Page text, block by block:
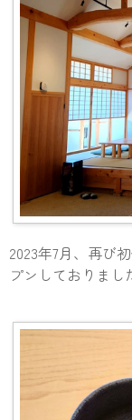
2023年7月、再び
プンしておりまし